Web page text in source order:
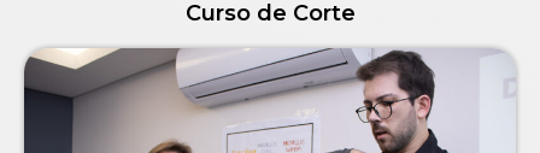
Curso de Corte